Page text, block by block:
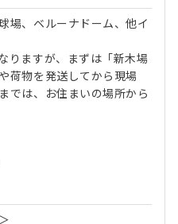
場、ベルーナドーム、他イ
りますが、まずは「新木場
荷物を発送してから現場
では、お住まいの場所から